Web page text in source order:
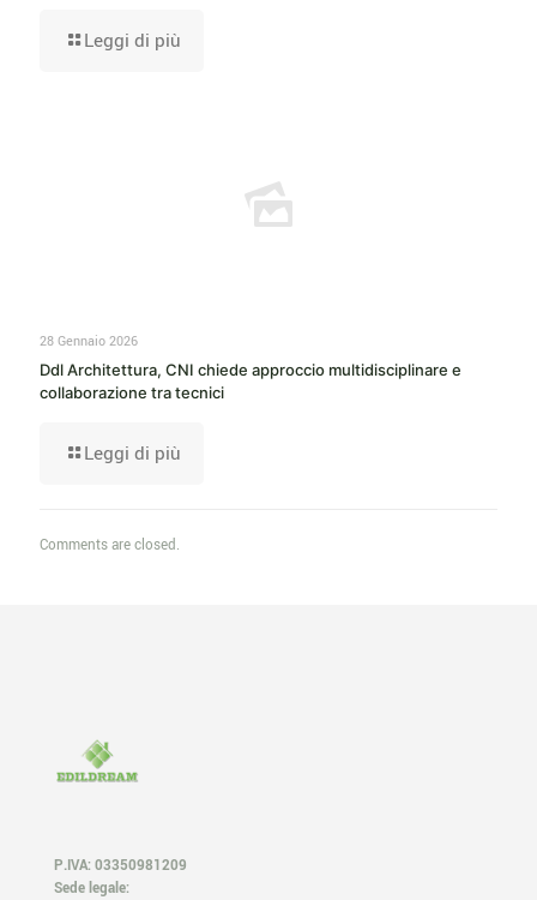
Leggi di più
28 Gennaio 2026
Ddl Architettura, CNI chiede approccio multidisciplinare e
collaborazione tra tecnici
Leggi di più
Comments are closed.
P.IVA: 03350981209
Sede legale: